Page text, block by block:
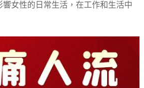
女性的日常生活，在工作和生活中